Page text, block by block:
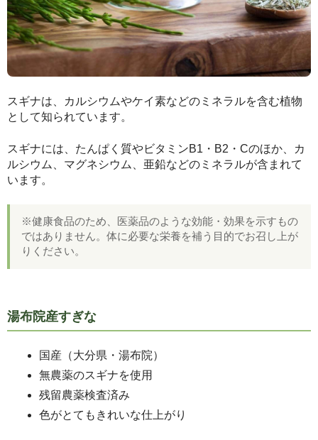
スギナは、カルシウムやケイ素などのミネラルを含む植物
として知られています。
スギナには、たんぱく質やビタミンB1・B2・Cのほか、カ
ルシウム、マグネシウム、亜鉛などのミネラルが含まれて
います。
※健康食品のため、医薬品のような効能・効果を示すもの
ではありません。体に必要な栄養を補う目的でお召し上が
りください。
湯布院産すぎな
国産（大分県・湯布院）
無農薬のスギナを使用
残留農薬検査済み
色がとてもきれいな仕上がり